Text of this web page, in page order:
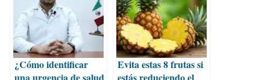
¿Cómo identificar
Evita estas 8 frutas si